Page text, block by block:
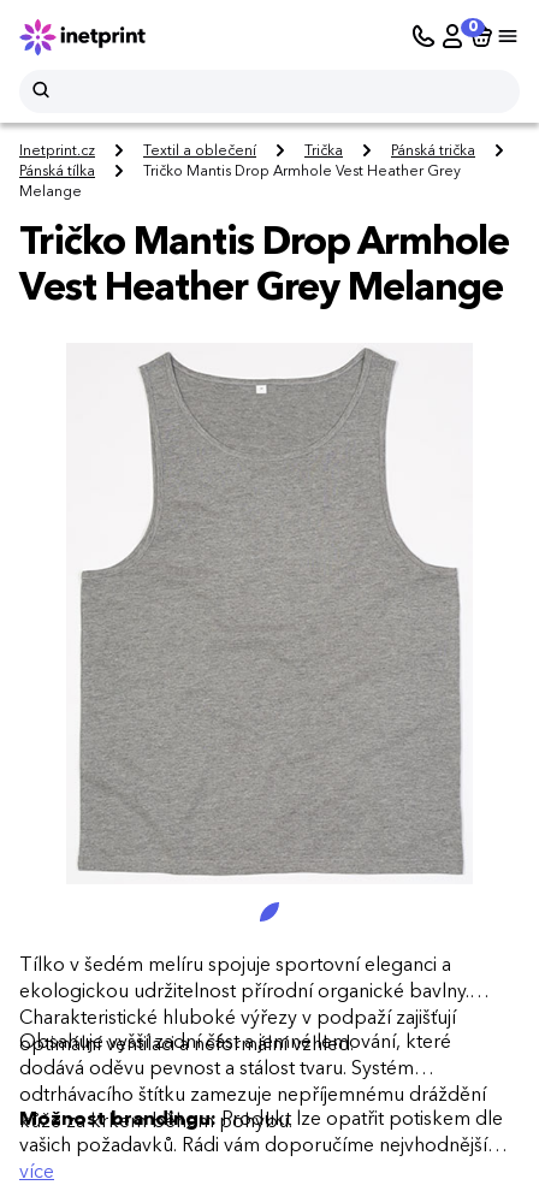
0
Inetprint.cz Textil a oblečení Trička
Pánská trička
Pánská tílka
Tričko Mantis Drop Armhole Vest Heather Grey
Melange
Tričko Mantis Drop Armhole
Vest Heather Grey Melange
Tílko v šedém melíru spojuje sportovní eleganci a
ekologickou udržitelnost přírodní organické bavlny.
Charakteristické hluboké výřezy v podpaží zajišťují
optimální ventilaci a neformální vzhled.
Obsahuje vyšší zadní část a jemné lemování, které
dodává oděvu pevnost a stálost tvaru. Systém
odtrhávacího štítku zamezuje nepříjemnému dráždění
kůže za krkem během pohybu.
Možnost brandingu: Produkt lze opatřit potiskem dle
vašich požadavků. Rádi vám doporučíme nejvhodnější
technologii potisku s ohledem na design i váš rozpočet.
více